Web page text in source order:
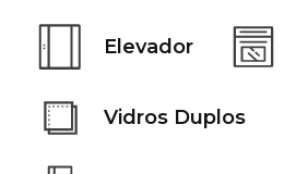
Elevador
Vidros Duplos